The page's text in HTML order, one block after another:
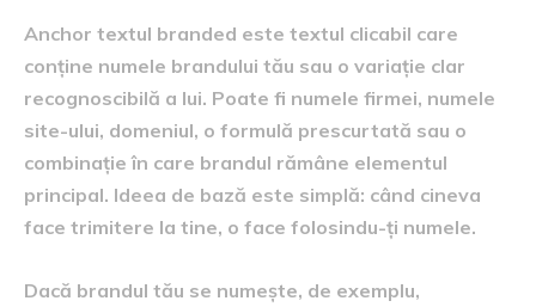
Anchor textul branded este textul clicabil care
conține numele brandului tău sau o variație clar
recognoscibilă a lui. Poate fi numele firmei, numele
site-ului, domeniul, o formulă prescurtată sau o
combinație în care brandul rămâne elementul
principal. Ideea de bază este simplă: când cineva
face trimitere la tine, o face folosindu-ți numele.
Dacă brandul tău se numește, de exemplu,